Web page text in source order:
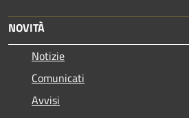
NOVITÀ
Notizie
Comunicati
Avvisi